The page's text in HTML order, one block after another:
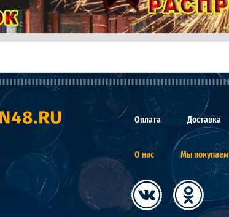
Оплата Доставка
О нас Мы покупаем